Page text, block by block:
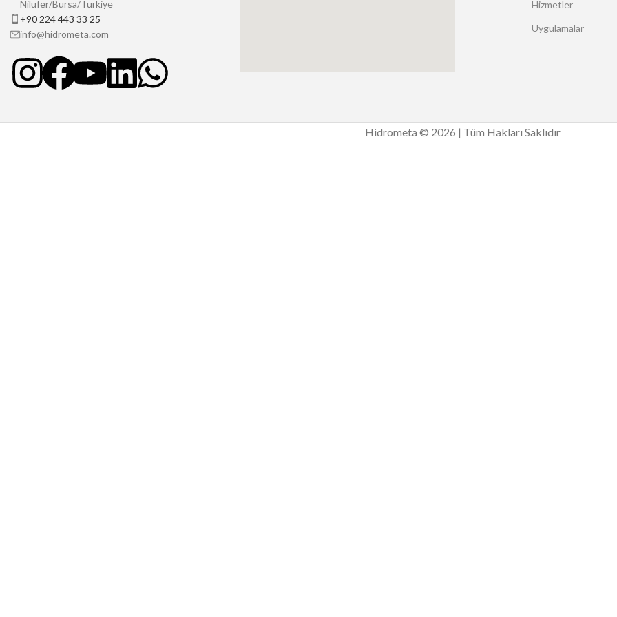
Nilüfer/Bursa/Türkiye
+90 224 443 33 25
info@hidrometa.com
Hizmetler
Uygulamalar
Hidrometa © 2026 | Tüm Hakları Saklıdır